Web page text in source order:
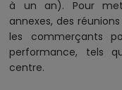
à un an). Pour
annexes, des
les commerçants
performance, tels
centre.